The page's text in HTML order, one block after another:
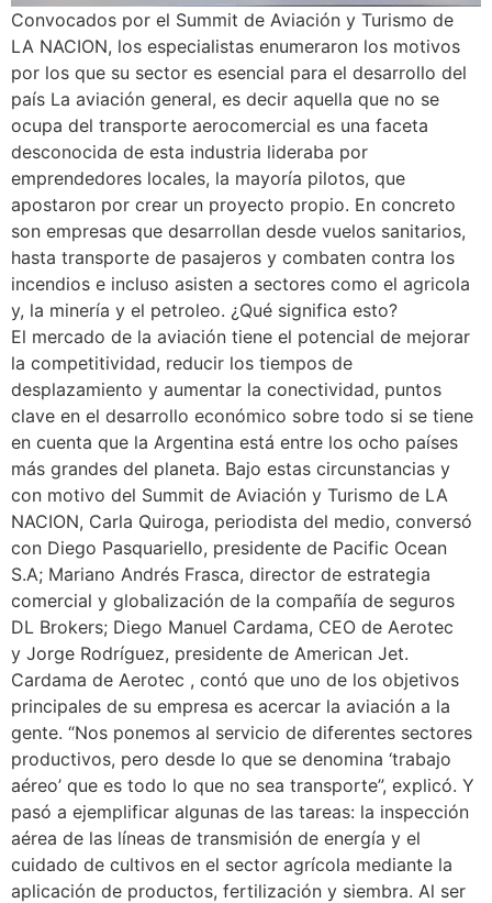
Convocados por el Summit de Aviación y Turismo de
LA NACION, los especialistas enumeraron los motivos
por los que su sector es esencial para el desarrollo del
país La aviación general, es decir aquella que no se
ocupa del transporte aerocomercial es una faceta
desconocida de esta industria lideraba por
emprendedores locales, la mayoría pilotos, que
apostaron por crear un proyecto propio. En concreto
son empresas que desarrollan desde vuelos sanitarios,
hasta transporte de pasajeros y combaten contra los
incendios e incluso asisten a sectores como el agricola
y, la minería y el petroleo. ¿Qué significa esto?
El mercado de la aviación tiene el potencial de mejorar
la competitividad, reducir los tiempos de
desplazamiento y aumentar la conectividad, puntos
clave en el desarrollo económico sobre todo si se tiene
en cuenta que la Argentina está entre los ocho países
más grandes del planeta. Bajo estas circunstancias y
con motivo del Summit de Aviación y Turismo de LA
NACION, Carla Quiroga, periodista del medio, conversó
con Diego Pasquariello, presidente de Pacific Ocean
S.A; Mariano Andrés Frasca, director de estrategia
comercial y globalización de la compañía de seguros
DL Brokers; Diego Manuel Cardama, CEO de Aerotec
y Jorge Rodríguez, presidente de American Jet.
Cardama de Aerotec , contó que uno de los objetivos
principales de su empresa es acercar la aviación a la
gente. “Nos ponemos al servicio de diferentes sectores
productivos, pero desde lo que se denomina ‘trabajo
aéreo’ que es todo lo que no sea transporte”, explicó. Y
pasó a ejemplificar algunas de las tareas: la inspección
aérea de las líneas de transmisión de energía y el
cuidado de cultivos en el sector agrícola mediante la
aplicación de productos, fertilización y siembra. Al ser